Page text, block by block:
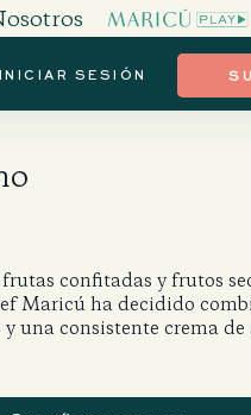
INICIAR SESIÓN
confitadas y frutos
Maricú ha decidido
una consistente crema de